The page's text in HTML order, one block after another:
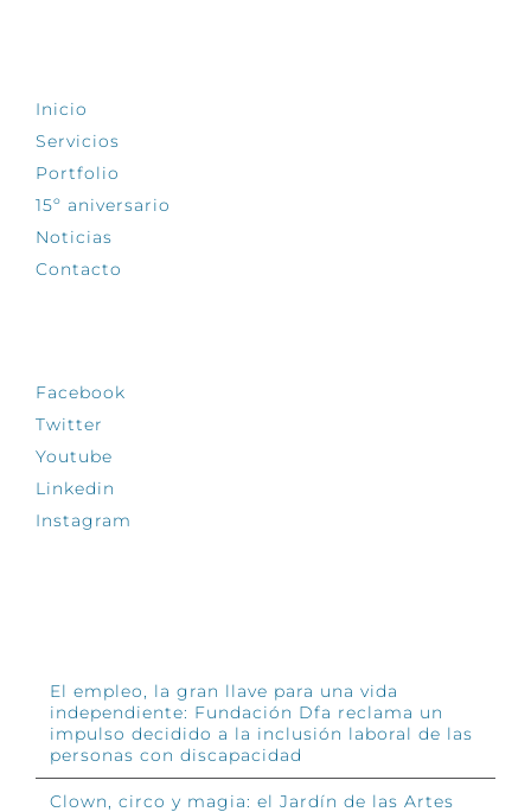
Inicio
Servicios
Portfolio
15º aniversario
Noticias
Contacto
Facebook
Twitter
Youtube
Linkedin
Instagram
El empleo, la gran llave para una vida
independiente: Fundación Dfa reclama un
impulso decidido a la inclusión laboral de las
personas con discapacidad
Clown, circo y magia: el Jardín de las Artes